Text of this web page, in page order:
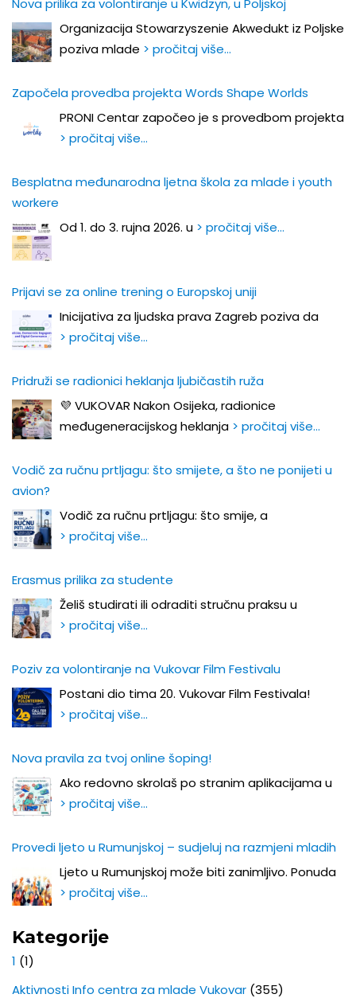
Nova prilika za volontiranje u Kwidzyn, u Poljskoj
Organizacija Stowarzyszenie Akwedukt iz Poljske
poziva mlade > pročitaj više…
Započela provedba projekta Words Shape Worlds
PRONI Centar započeo je s provedbom projekta
> pročitaj više…
Besplatna međunarodna ljetna škola za mlade i youth
workere
Od 1. do 3. rujna 2026. u > pročitaj više…
Prijavi se za online trening o Europskoj uniji
Inicijativa za ljudska prava Zagreb poziva da
> pročitaj više…
Pridruži se radionici heklanja ljubičastih ruža
💜 VUKOVAR Nakon Osijeka, radionice
međugeneracijskog heklanja > pročitaj više…
Vodič za ručnu prtljagu: što smijete, a što ne ponijeti u
avion?
Vodič za ručnu prtljagu: što smije, a
> pročitaj više…
Erasmus prilika za studente
Želiš studirati ili odraditi stručnu praksu u
> pročitaj više…
Poziv za volontiranje na Vukovar Film Festivalu
Postani dio tima 20. Vukovar Film Festivala!
> pročitaj više…
Nova pravila za tvoj online šoping!
Ako redovno skrolaš po stranim aplikacijama u
> pročitaj više…
Provedi ljeto u Rumunjskoj – sudjeluj na razmjeni mladih
Ljeto u Rumunjskoj može biti zanimljivo. Ponuda
> pročitaj više…
Kategorije
1 (1)
Aktivnosti Info centra za mlade Vukovar (355)